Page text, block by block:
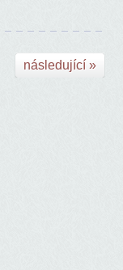
následující »